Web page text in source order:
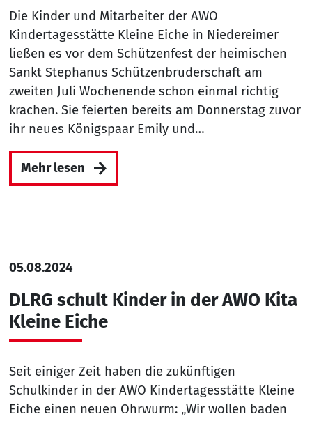
Die Kinder und Mitarbeiter der AWO
Kindertagesstätte Kleine Eiche in Niedereimer
ließen es vor dem Schützenfest der heimischen
Sankt Stephanus Schützenbruderschaft am
zweiten Juli Wochenende schon einmal richtig
krachen. Sie feierten bereits am Donnerstag zuvor
ihr neues Königspaar Emily und…
Mehr lesen
05.08.2024
DLRG schult Kinder in der AWO Kita
Kleine Eiche
Seit einiger Zeit haben die zukünftigen
Schulkinder in der AWO Kindertagesstätte Kleine
Eiche einen neuen Ohrwurm: „Wir wollen baden